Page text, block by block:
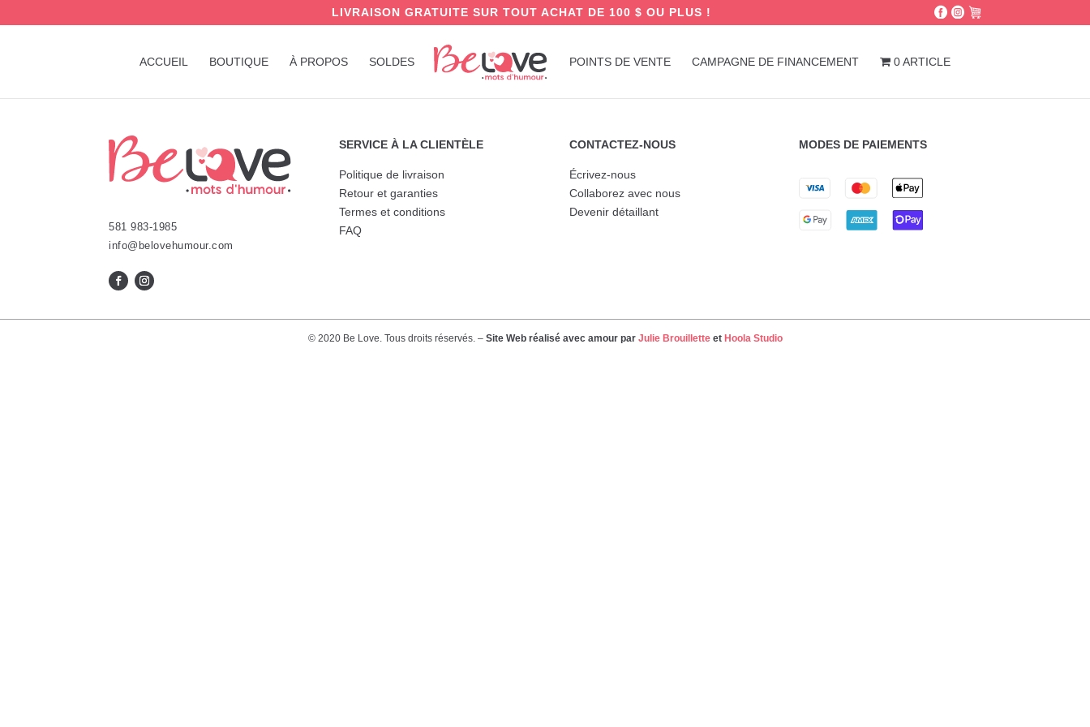
LIVRAISON GRATUITE SUR TOUT ACHAT DE 100 $ OU PLUS !
ACCUEIL BOUTIQUE À PROPOS SOLDES POINTS DE VENTE CAMPAGNE DE FINANCEMENT 0 ARTICLE
581 983-1985
info@belovehumour.com
SERVICE À LA CLIENTÈLE
Politique de livraison
Retour et garanties
Termes et conditions
FAQ
CONTACTEZ-NOUS
Écrivez-nous
Collaborez avec nous
Devenir détaillant
MODES DE PAIEMENTS
© 2020 Be Love. Tous droits réservés. – Site Web réalisé avec amour par Julie Brouilletteet Hoola Studio